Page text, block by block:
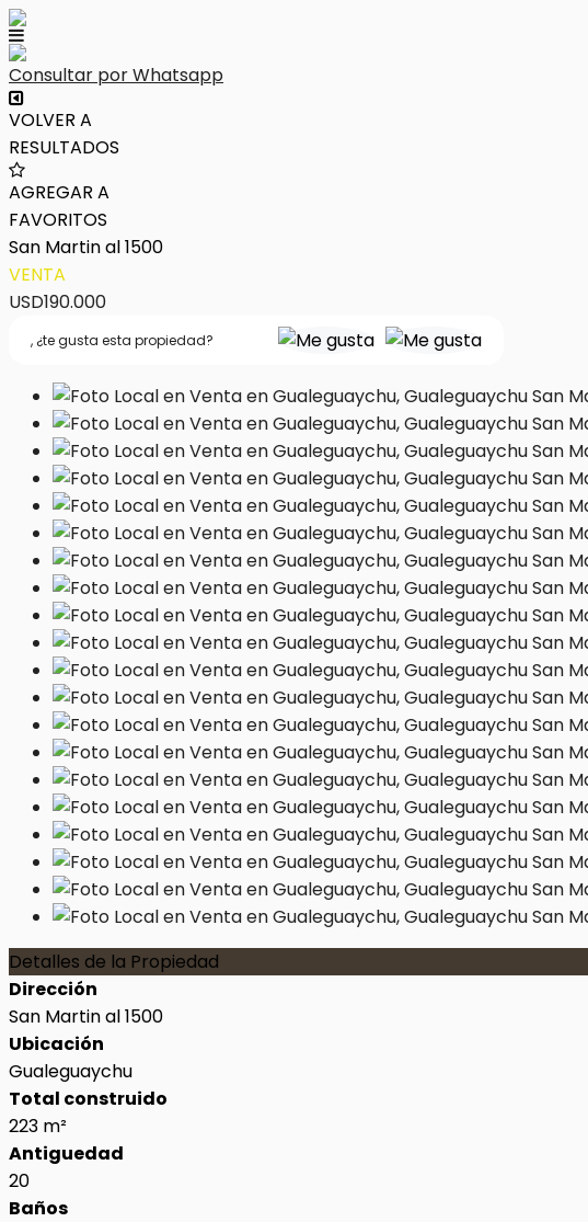
Consultar por Whatsapp
VOLVER A
RESULTADOS
AGREGAR A
FAVORITOS
San Martin al 1500
VENTA
USD190.000
, ¿te gusta esta propiedad?
Detalles de la Propiedad
Dirección
San Martin al 1500
Ubicación
Gualeguaychu
Total construido
223 m²
Antiguedad
20
Baños